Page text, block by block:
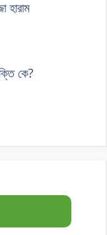
হারাম
কে?